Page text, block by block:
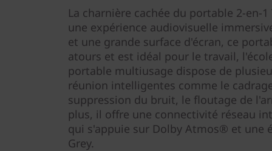
La charnière cachée du portable 2-en-
une expérience audiovisuelle
et une grande surface d'écran, ce
atours et est idéal pour le travail,
portable multiusage dispose de
réunion intelligentes comme le
suppression du bruit, le floutage de
plus, il offre une connectivité réseau
qui s'appuie sur Dolby Atmos® et une
Grey.